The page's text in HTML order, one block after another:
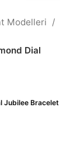
Modelleri
Dial
Jubilee Bracelet